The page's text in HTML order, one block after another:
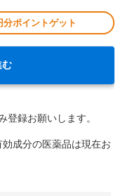
ポイントゲット
む
登録お願いします。
成分の医薬品は現在お